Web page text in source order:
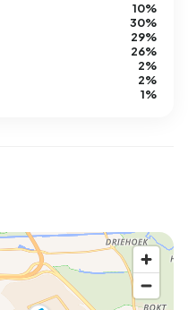
10%
30%
29%
26%
2%
2%
1%